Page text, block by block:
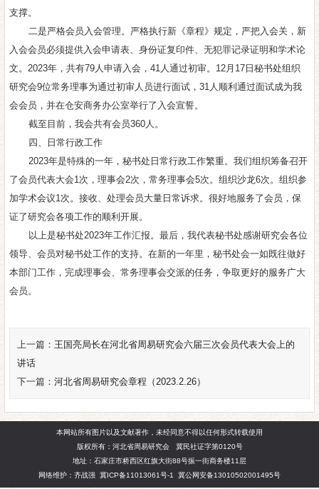
支撑。
二是严格会员入会管理。严格执行新《章程》规定，严把入会关，新
入会会员必须提供入会申请表、身份证复印件、无犯罪记录证明和学术论
文。2023年，共有79人申请入会，41人通过初审。12月17日秘书处组织
研究会9位常务理事为通过初审人员进行面试，31人顺利通过面试成为我
会会员，并在仓安商务办公室举行了入会宣誓。
截至目前，我会共有会员360人。
四、日常行政工作
2023年是特殊的一年，秘书处日常行政工作繁重。我们组织筹备召开
了会员代表大会1次，理事会2次，常务理事会5次。组织沙龙6次。组织参
加学术会议1次。接收、处理会员大量日常诉求。很好地服务了会员，保
证了研究会各项工作的顺利开展。
以上是秘书处2023年工作汇报。最后，我代表秘书处感谢研究会各位
领导、会员对秘书处工作的支持。在新的一年里，秘书处会一如既往做好
本部门工作，完成理事会、常务理事会交派的任务，争取更好的服务广大
会员。
上一篇： 王国亮局长在河北省周易研究会六届三次会员代表大会上的
讲话
下一篇：河北省周易研究会章程（2023.2.26）
本网站所有图片以及文献著作，未经同意不得以任何形式转载使用
版权所有：河北省周易研究会 冀民社证字第0120号
地址：石家庄市桥西区红旗大街88号振一街商务楼11层
网络维护：齐战强 冀ICP备11013061号-1 冀公网安备13010502001495号